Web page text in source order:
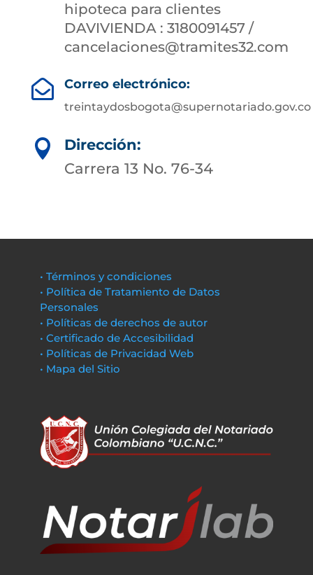
hipoteca para clientes
DAVIVIENDA : 3180091457 /
cancelaciones@tramites32.com
 Correo electrónico:
treintaydosbogota@supernotariado.gov.co

Dirección:
Carrera 13 No. 76-34
• Términos y condiciones
• Política de Tratamiento de Datos
Personales
• Políticas de derechos de autor
• Certificado de Accesibilidad
• Políticas de Privacidad Web
• Mapa del Sitio